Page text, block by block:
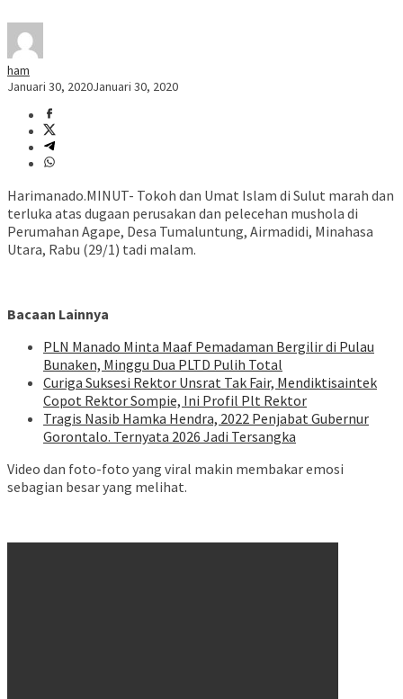
ham
Januari 30, 2020Januari 30, 2020
Harimanado.MINUT- Tokoh dan Umat Islam di Sulut marah dan
terluka atas dugaan perusakan dan pelecehan mushola di
Perumahan Agape, Desa Tumaluntung, Airmadidi, Minahasa
Utara, Rabu (29/1) tadi malam.
Bacaan Lainnya
PLN Manado Minta Maaf Pemadaman Bergilir di Pulau
Bunaken, Minggu Dua PLTD Pulih Total
Curiga Suksesi Rektor Unsrat Tak Fair, Mendiktisaintek
Copot Rektor Sompie, Ini Profil Plt Rektor
Tragis Nasib Hamka Hendra, 2022 Penjabat Gubernur
Gorontalo. Ternyata 2026 Jadi Tersangka
Video dan foto-foto yang viral makin membakar emosi
sebagian besar yang melihat.